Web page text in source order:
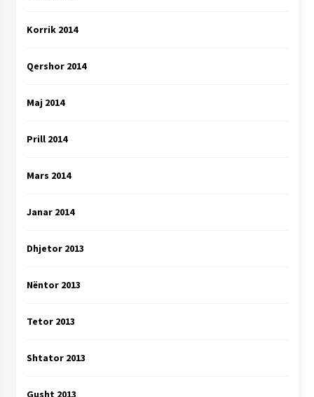
Korrik 2014
Qershor 2014
Maj 2014
Prill 2014
Mars 2014
Janar 2014
Dhjetor 2013
Nëntor 2013
Tetor 2013
Shtator 2013
Gusht 2013